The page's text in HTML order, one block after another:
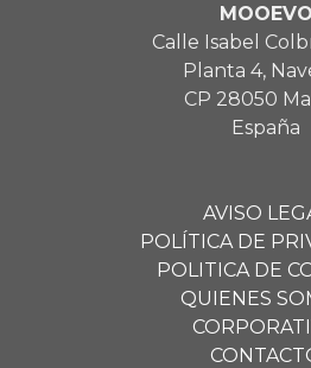
MOOEVO
Calle Isabel
Planta 4,
CP 28050
España
AVISO
POLÍTICA DE
POLITICA DE
QUIENES